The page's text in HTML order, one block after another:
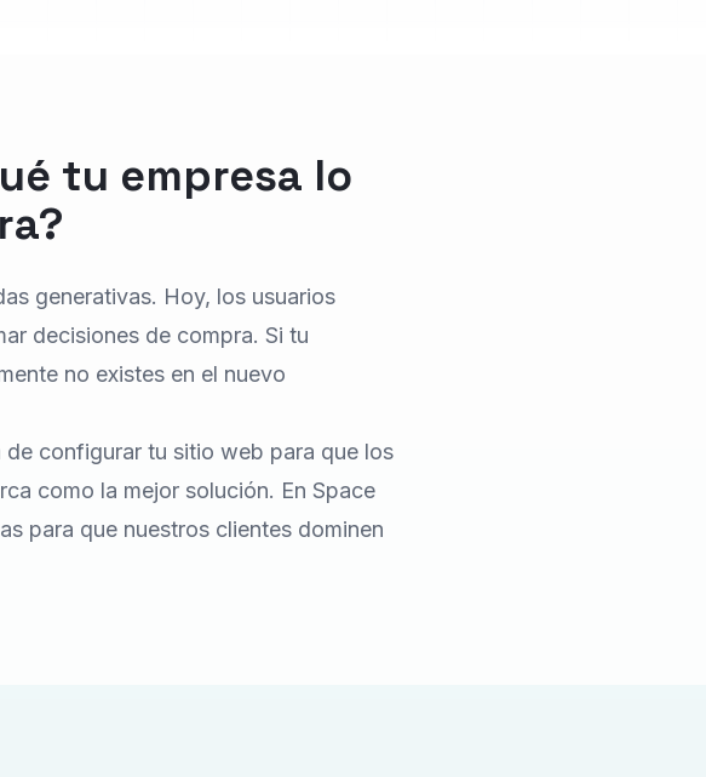
tu empresa lo
generativas. Hoy, los usuarios
decisiones de compra. Si tu
no existes en el nuevo
de configurar tu sitio web para que los
como la mejor solución. En Space
para que nuestros clientes dominen